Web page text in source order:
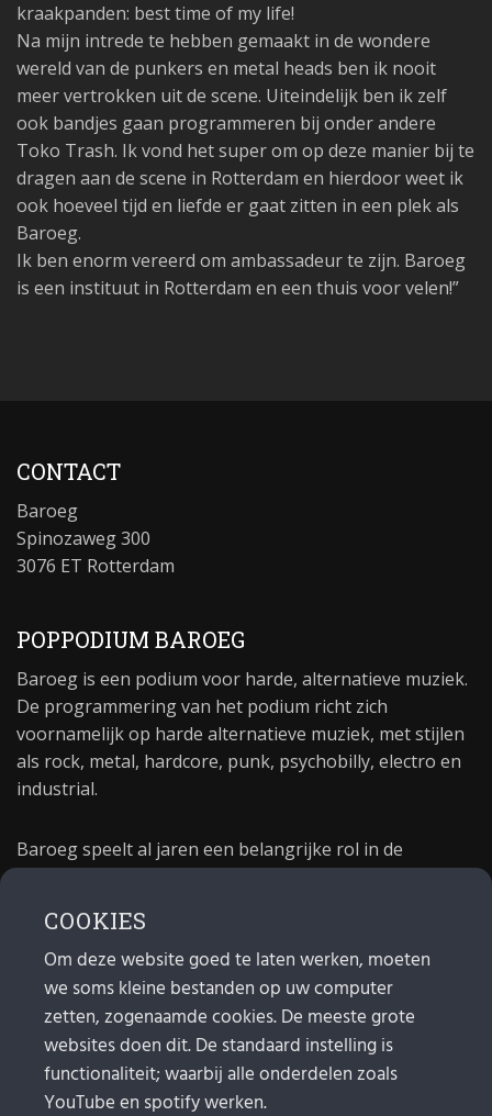
kraakpanden: best time of my life!
Na mijn intrede te hebben gemaakt in de wondere
wereld van de punkers en metal heads ben ik nooit
meer vertrokken uit de scene. Uiteindelijk ben ik zelf
ook bandjes gaan programmeren bij onder andere
Toko Trash. Ik vond het super om op deze manier bij te
dragen aan de scene in Rotterdam en hierdoor weet ik
ook hoeveel tijd en liefde er gaat zitten in een plek als
Baroeg.
Ik ben enorm vereerd om ambassadeur te zijn. Baroeg
is een instituut in Rotterdam en een thuis voor velen!”
CONTACT
Baroeg
Spinozaweg 300
3076 ET Rotterdam
POPPODIUM BAROEG
Baroeg is een podium voor harde, alternatieve muziek.
De programmering van het podium richt zich
voornamelijk op harde alternatieve muziek, met stijlen
als rock, metal, hardcore, punk, psychobilly, electro en
industrial.
Baroeg speelt al jaren een belangrijke rol in de
poppodium 40 jaar.
MAIL
Algemeen: info@baroeg.nl
Bands & boeking: leon@baroeg.nl
Promotie & publiciteit: francis@baroeg.nl
COOKIES
Om deze website goed te laten werken, moeten
we soms kleine bestanden op uw computer
zetten, zogenaamde cookies. De meeste grote
websites doen dit. De standaard instelling is
functionaliteit; waarbij alle onderdelen zoals
YouTube en spotify werken.